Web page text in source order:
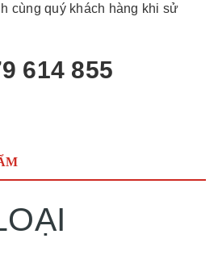
cùng quý khách hàng khi sử
614 855